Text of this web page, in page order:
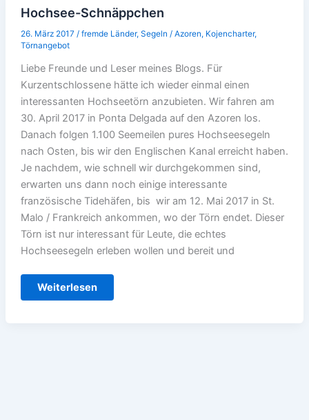
Hochsee-Schnäppchen
26. März 2017 / fremde Länder, Segeln / Azoren, Kojencharter,
Törnangebot
Liebe Freunde und Leser meines Blogs. Für
Kurzentschlossene hätte ich wieder einmal einen
interessanten Hochseetörn anzubieten. Wir fahren am
30. April 2017 in Ponta Delgada auf den Azoren los.
Danach folgen 1.100 Seemeilen pures Hochseesegeln
nach Osten, bis wir den Englischen Kanal erreicht haben.
Je nachdem, wie schnell wir durchgekommen sind,
erwarten uns dann noch einige interessante
französische Tidehäfen, bis wir am 12. Mai 2017 in St.
Malo / Frankreich ankommen, wo der Törn endet. Dieser
Törn ist nur interessant für Leute, die echtes
Hochseesegeln erleben wollen und bereit und
Hochsee-
Weiterlesen